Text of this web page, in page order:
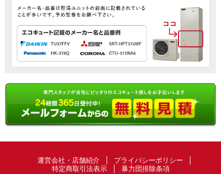
運営会社・店舗紹介
プライバシーポリシー
特定商取引法表示
暴力団排除条項